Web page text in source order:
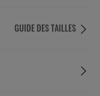
GUIDE DES TAILLES